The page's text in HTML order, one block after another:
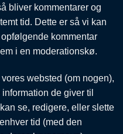
bliver kommentarer og
tid. Dette er så vi kan
kommentar
i en moderationskø.
websted (om nogen),
de giver til
se, redigere, eller slette
tid (med den